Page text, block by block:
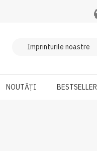
NOUTĂȚI BESTSELLER